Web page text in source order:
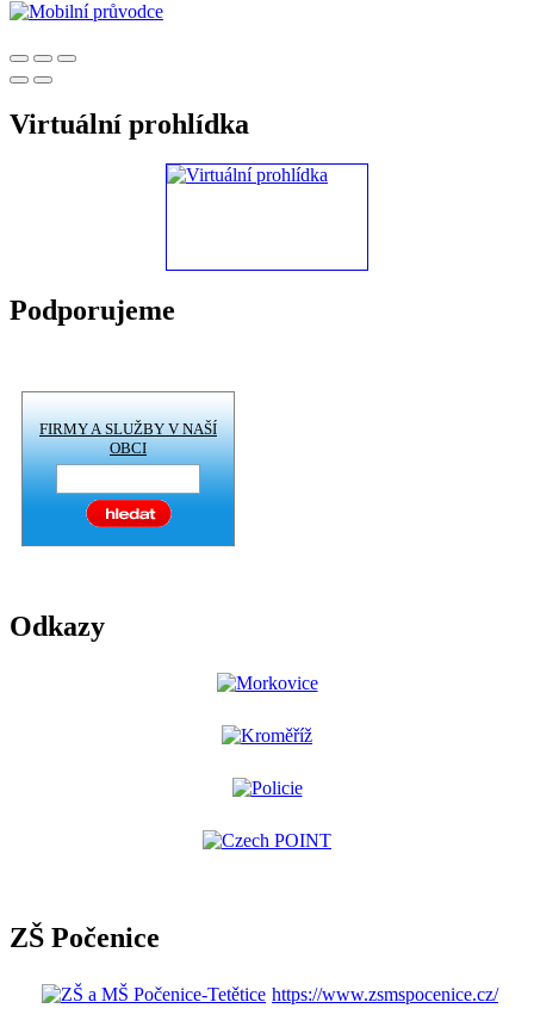
Virtuální prohlídka
Podporujeme
FIRMY A SLUŽBY V NAŠÍ
OBCI
Odkazy
ZŠ Počenice
https://www.zsmspocenice.cz/